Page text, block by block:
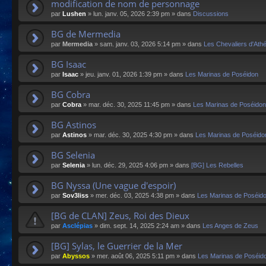
modification de nom de personnage
par Lushen » lun. janv. 05, 2026 2:39 pm » dans Discussions
BG de Mermedia
par Mermedia » sam. janv. 03, 2026 5:14 pm » dans Les Chevaliers
BG Isaac
par Isaac » jeu. janv. 01, 2026 1:39 pm » dans Les Marinas de Poséidon
BG Cobra
par Cobra» mar. déc. 30, 2025 11:45 pm » dans Les Marinas de Poséidon
BG Astinos
par Astinos » mar. déc. 30, 2025 4:30 pm » dans Les Marinas de
BG Selenia
par Selenia» lun. déc. 29, 2025 4:06 pm » dans [BG] Les Rebelles
BG Nyssa (Une vague d'espoir)
par Sov3liss » mer. déc. 03, 2025 4:38 pm » dans Les Marinas de
[BG de CLAN] Zeus, Roi des Dieux
par Asclépias » dim. sept. 14, 2025 2:24 am » dans Les Anges de Zeus
[BG] Sylas, le Guerrier de la Mer
par Abyssos » mer. août 06, 2025 5:11 pm » dans Les Marinas de